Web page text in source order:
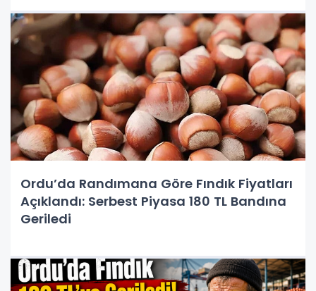
Ordu’da Randımana Göre Fındık Fiyatları
Açıklandı: Serbest Piyasa 180 TL Bandına
Geriledi